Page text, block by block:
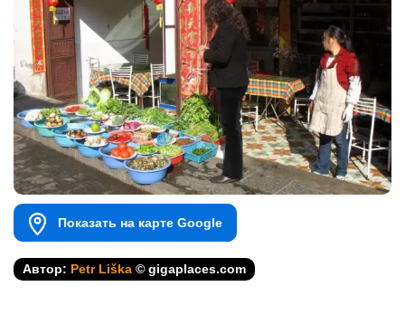
Показать на карте Google
Автор: Petr Liška © gigaplaces.com